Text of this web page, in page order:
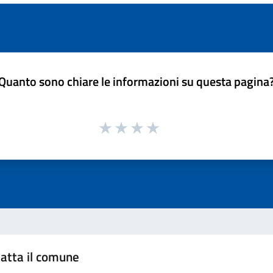
sono chiare le informazioni su questa
il comune